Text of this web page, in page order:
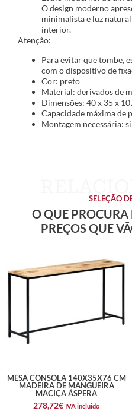
O design moderno
minimalista e luz
interior.
Atenção:
Para evitar que tombe,
com o dispositivo de
Cor: preto
Material: derivados de
Dimensões: 40 x 35 x
Capacidade máxima de
Montagem necessária:
SELEÇÃO
O QUE PROCURA
PREÇOS QUE
MESA CONSOLA 140X35X76 CM
MADEIRA DE MANGUEIRA
MACIÇA ÁSPERA
278,72€ IVA incluido